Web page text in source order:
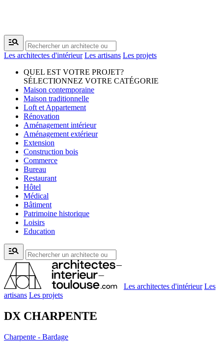
manage_search
Les architectes d'intérieur Les artisans Les projets
QUEL EST VOTRE PROJET?
SÉLECTIONNEZ VOTRE CATÉGORIE
Maison contemporaine
Maison traditionnelle
Loft et Appartement
Rénovation
Aménagement intérieur
Aménagement extérieur
Extension
Construction bois
Commerce
Bureau
Restaurant
Hôtel
Médical
Bâtiment
Patrimoine historique
Loisirs
Education
manage_search
Les architectes d'intérieur Les
artisans Les projets
DX CHARPENTE
Charpente - Bardage